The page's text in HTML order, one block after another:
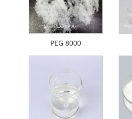
PEG 8000